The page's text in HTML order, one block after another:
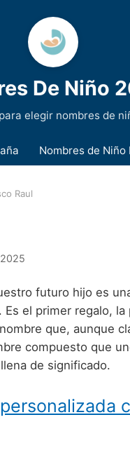
De Niño
elegir nombres de
Nombres de
Raul
futuro hijo es
el primer regalo,
que, aunque
compuesto que
de significado.